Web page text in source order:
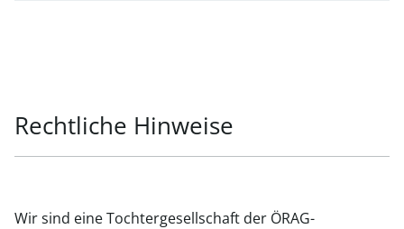
Rechtliche Hinweise
Wir sind eine Tochtergesellschaft der ÖRAG-